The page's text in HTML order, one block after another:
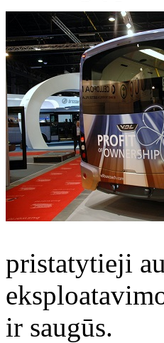
pristatytieji
ir saugūs.